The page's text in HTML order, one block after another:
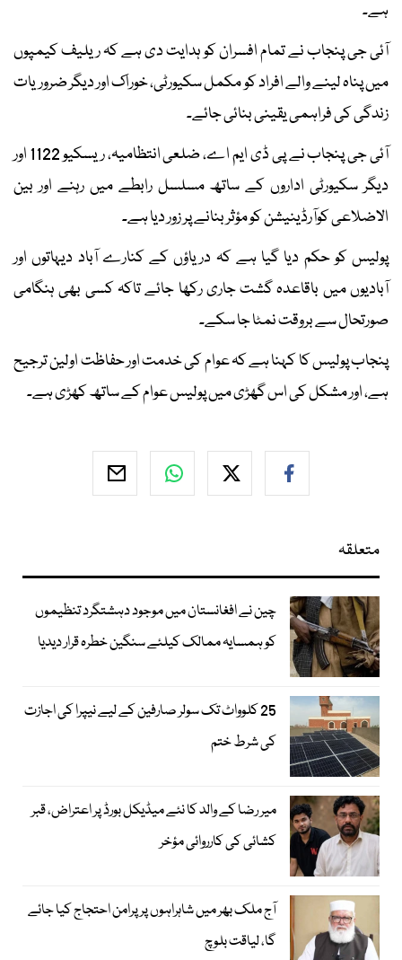
ہے۔
آئی جی پنجاب نے تمام افسران کو ہدایت دی ہے کہ ریلیف کیمپوں
میں پناہ لینے والے افراد کو مکمل سکیورٹی، خوراک اور دیگر ضروریات
زندگی کی فراہمی یقینی بنائی جائے۔
آئی جی پنجاب نے پی ڈی ایم اے، ضلعی انتظامیہ، ریسکیو 1122 اور
دیگر سکیورٹی اداروں کے ساتھ مسلسل رابطے میں رہنے اور بین
الاضلاعی کوآرڈینیشن کو مؤثر بنانے پر زور دیا ہے۔
پولیس کو حکم دیا گیا ہے کہ دریاؤں کے کنارے آباد دیہاتوں اور
آبادیوں میں باقاعدہ گشت جاری رکھا جائے تاکہ کسی بھی ہنگامی
صورتحال سے بروقت نمٹا جا سکے۔
پنجاب پولیس کا کہنا ہے کہ عوام کی خدمت اور حفاظت اولین ترجیح
ہے، اور مشکل کی اس گھڑی میں پولیس عوام کے ساتھ کھڑی ہے۔
متعلقہ
چین نے افغانستان میں موجود دہشتگرد تنظیموں
کو ہمسایہ ممالک کیلئے سنگین خطرہ قرار دیدیا
25 کلوواٹ تک سولر صارفین کے لیے نیپرا کی اجازت
کی شرط ختم
میر رضا کے والد کا نئے میڈیکل بورڈ پر اعتراض، قبر
کشائی کی کارروائی مؤخر
آج ملک بھر میں شاہراہوں پر پرامن احتجاج کیا جائے
گا، لیاقت بلوچ